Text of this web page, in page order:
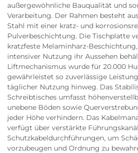
außergewöhnliche Bauqualität und
Verarbeitung. Der Rahmen besteht
Stahl mit einer kratz- und
Pulverbeschichtung. Die Tischplatte
kratzfeste Melaminharz-
intensiver Nutzung ihr Aussehen
Liftmechanismus wurde für 20.000
gewährleistet so zuverlässige
täglicher Nutzung hinweg. Das
Schreibtisches umfasst
unebene Böden sowie
jeder Höhe verhindern. Das
verfügt über verstärkte
Schutzkabeldurchführungen, um
vorzubeugen und Ordnung zu